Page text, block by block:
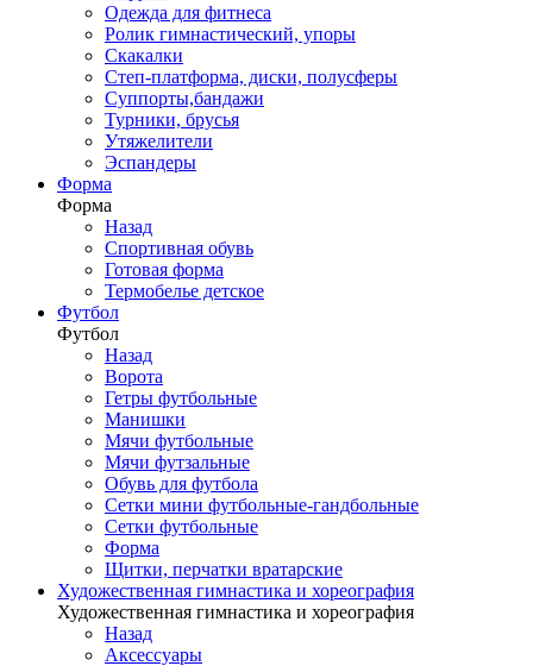
Одежда для фитнеса
Ролик гимнастический, упоры
Скакалки
Степ-платформа, диски, полусферы
Суппорты,бандажи
Турники, брусья
Утяжелители
Эспандеры
Форма
Форма
Назад
Спортивная обувь
Готовая форма
Термобелье детское
Футбол
Футбол
Назад
Ворота
Гетры футбольные
Манишки
Мячи футбольные
Мячи футзальные
Обувь для футбола
Сетки мини футбольные-гандбольные
Сетки футбольные
Форма
Щитки, перчатки вратарские
Художественная гимнастика и хореография
Художественная гимнастика и хореография
Назад
Аксессуары